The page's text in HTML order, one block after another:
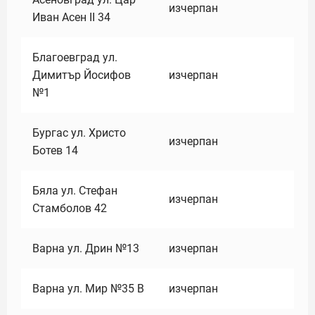
Иван Асен II 34
изчерпан
Благоевград ул.
Димитър Йосифов
№1
изчерпан
Бургас ул. Христо
Ботев 14
изчерпан
Бяла ул. Стефан
Стамболов 42
изчерпан
Варна ул. Дрин №13 изчерпан
Варна ул. Мир №35 В изчерпан